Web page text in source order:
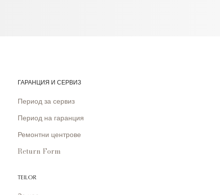
ГАРАНЦИЯ И СЕРВИЗ
Период за сервиз
Период на гаранция
Ремонтни центрове
Return Form
TEILOR